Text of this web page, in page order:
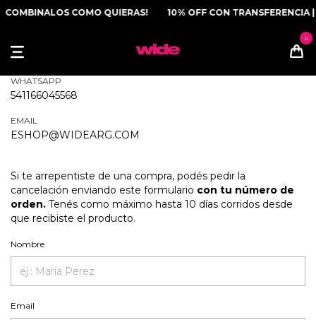
COMBINALOS COMO QUIERAS! 10% OFF CON TRANSFERENCIA
WHATSAPP
541166045568
EMAIL
ESHOP@WIDEARG.COM
Si te arrepentiste de una compra, podés pedir la
cancelación enviando este formulario con tu número de
orden. Tenés como máximo hasta 10 días corridos desde
que recibiste el producto.
Nombre
Email